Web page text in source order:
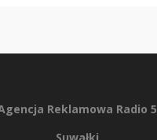
Reklamowa Radio 5
Suwałki